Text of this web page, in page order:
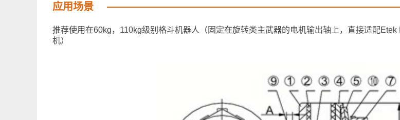
应用场景
推荐使用在60kg，110kg级别格斗机器人（固定在旋转类主武器的电机输出轴上，直接适配
机）